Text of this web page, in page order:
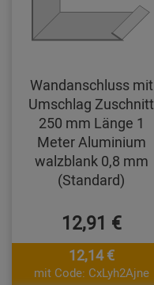
Wandanschluss mit
Umschlag Zuschnitt
250 mm Länge 1
Meter Aluminium
walzblank 0,8 mm
(Standard)
12,91 €
12,14 €
mit Code: CxLyh2Ajne